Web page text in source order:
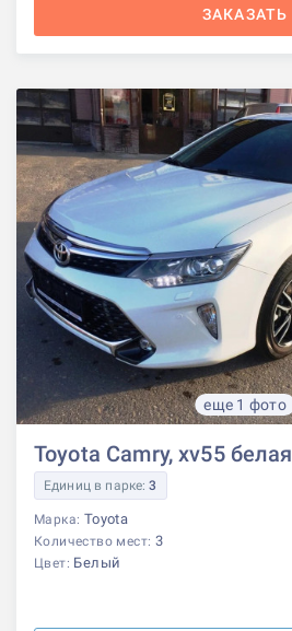
ЗАКАЗАТЬ
еще 1 фото
Toyota Camry, xv55 белая
Единиц в парке:3
Марка: Toyota
Количество мест: 3
Цвет: Белый